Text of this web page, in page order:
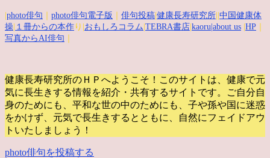
photo俳句 photo俳句電子版 俳句投稿 健康長寿研究所 中国健康体
操 １冊からの本作 り| おもしろコラム TEBRA書店 kaoru |about us HP
写真からAI俳句
健康長寿研究所のＨＰへようこそ！このサイトは、健康で元
気に長生きする情報を紹介・共有するサイトです。
ご自分自
身のためにも、平和な世の中のためにも、子や孫や国に迷惑
をかけず、元気で長生きするとともに、自然にフェイドアウ
トいたしましょう！
photo俳句を投稿する